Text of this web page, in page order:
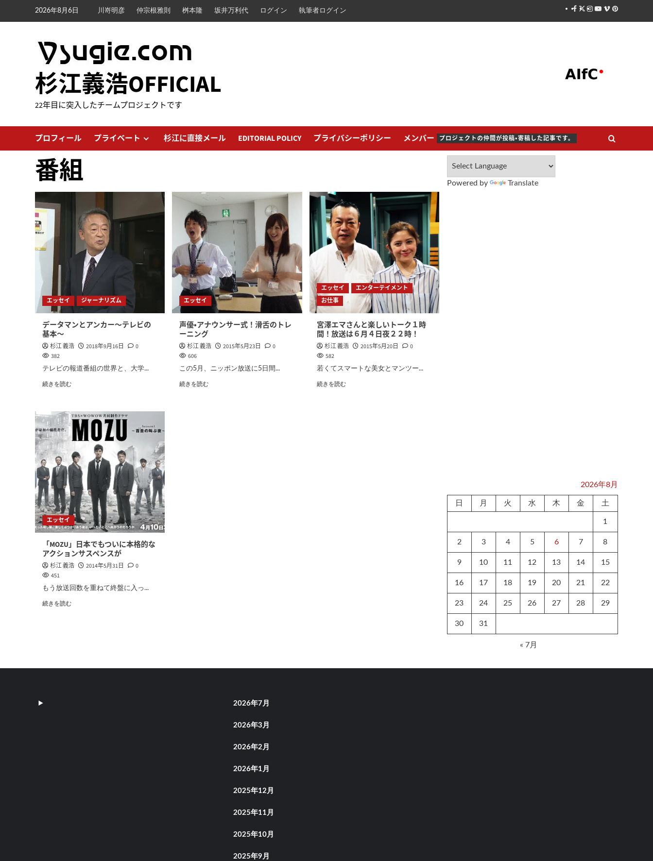
2026年8月6日 川嵜明彦 仲宗根雅則 桝本隆 坂井万利代 ログイン 執筆者ログイン Facebook
X Instagram
Youtube
VimeoPinterest
杉江義浩OFFICIAL
22年目に突入したチームプロジェクトです
プロフィール プライベート 杉江に直接メール EDITORIAL POLICY プライバシーポリシー メンバー プロジェクトの仲間が投稿・寄稿した記事です。
番組
エッセイ ジャーナリズム
データマンとアンカー〜テレビの
基本〜
杉江 義浩 2018年9月16日
0
382
テレビの報道番組の世界と、大学...
続きを読む
エッセイ
声優・アナウンサー式！滑舌のトレ
ーニング
杉江 義浩 2015年5月23日
0
606
この5月、ニッポン放送に5日間...
続きを読む
エッセイ
エンターテイメント
お仕事
宮澤エマさんと楽しいトーク１時
間！放送は６月４日夜２２時！
杉江 義浩 2015年5月20日
0
582
若くてスマートな美女とマンツー...
続きを読む
エッセイ
「MOZU」日本でもついに本格的な
アクションサスペンスが
杉江 義浩 2014年5月31日
0
451
もう放送回数を重ねて終盤に入っ...
続きを読む
Powered by Translate
2026年8月
日 月 火 水 木 金 土
1
2 3 4 5 6 7 8
9 10 11 12 13 14 15
16 17 18 19 20 21 22
23 24 25 26 27 28 29
30 31
« 7月
2026年7月
2026年3月
2026年2月
2026年1月
2025年12月
2025年11月
2025年10月
2025年9月